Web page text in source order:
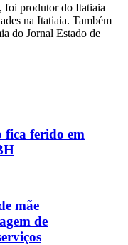
foi produtor do Itatiaia
na Itatiaia. Também
do Jornal Estado de
fica ferido em
mãe
de